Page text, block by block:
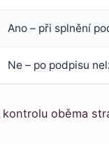
Ano – při splnění
Ne – po podpisu
oběma